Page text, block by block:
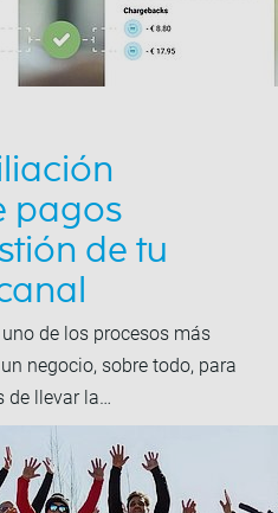
pagos
de tu
de los procesos más
negocio, sobre todo, para
de llevar la…